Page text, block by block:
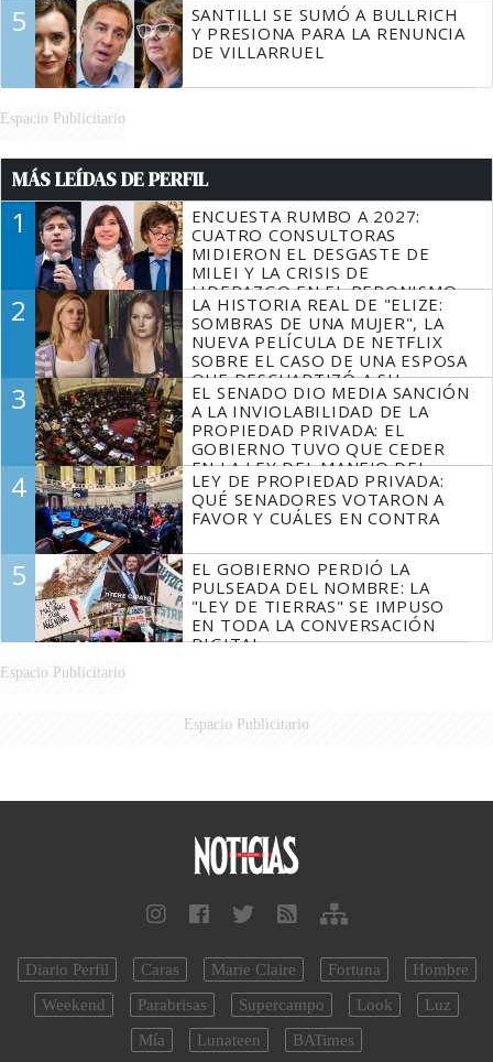
5
SANTILLI SE SUMÓ A BULLRICH
Y PRESIONA PARA LA RENUNCIA
DE VILLARRUEL
Espacio Publicitario
MÁS LEÍDAS DE PERFIL
1
ENCUESTA RUMBO A 2027:
CUATRO CONSULTORAS
MIDIERON EL DESGASTE DE
MILEI Y LA CRISIS DE
LIDERAZGO EN EL PERONISMO
2
LA HISTORIA REAL DE "ELIZE:
SOMBRAS DE UNA MUJER", LA
NUEVA PELÍCULA DE NETFLIX
SOBRE EL CASO DE UNA ESPOSA
QUE DESCUARTIZÓ A SU
MARIDO
3
EL SENADO DIO MEDIA SANCIÓN
A LA INVIOLABILIDAD DE LA
PROPIEDAD PRIVADA: EL
GOBIERNO TUVO QUE CEDER
EN LA LEY DEL MANEJO DEL
FUEGO
4
LEY DE PROPIEDAD PRIVADA:
QUÉ SENADORES VOTARON A
FAVOR Y CUÁLES EN CONTRA
5
EL GOBIERNO PERDIÓ LA
PULSEADA DEL NOMBRE: LA
"LEY DE TIERRAS" SE IMPUSO
EN TODA LA CONVERSACIÓN
DIGITAL
Espacio Publicitario
Espacio Publicitario
Diario Perfil Caras Marie Claire Fortuna
Hombre
Weekend
Parabrisas Supercampo Look
Luz
Mía
Lunateen BATimes